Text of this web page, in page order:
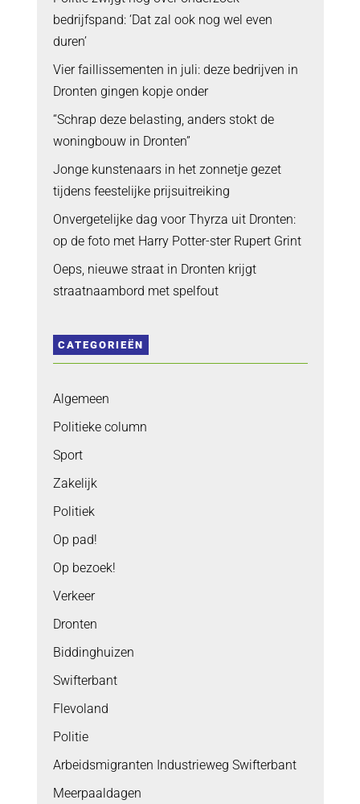
bedrijfspand: ‘Dat zal ook nog wel even
duren’
Vier faillissementen in juli: deze bedrijven in
Dronten gingen kopje onder
“Schrap deze belasting, anders stokt de
woningbouw in Dronten”
Jonge kunstenaars in het zonnetje gezet
tijdens feestelijke prijsuitreiking
Onvergetelijke dag voor Thyrza uit Dronten:
op de foto met Harry Potter-ster Rupert Grint
Oeps, nieuwe straat in Dronten krijgt
straatnaambord met spelfout
CATEGORIEËN
Algemeen
Politieke column
Sport
Zakelijk
Politiek
Op pad!
Op bezoek!
Verkeer
Dronten
Biddinghuizen
Swifterbant
Flevoland
Politie
Arbeidsmigranten Industrieweg Swifterbant
Meerpaaldagen